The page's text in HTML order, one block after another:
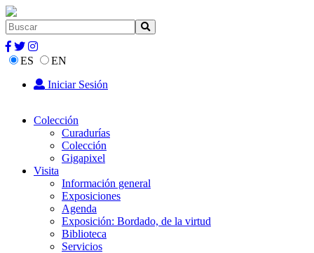
ES
EN
Iniciar Sesión
Colección
Curadurías
Colección
Gigapixel
Visita
Información general
Exposiciones
Agenda
Exposición: Bordado, de la virtud
Biblioteca
Servicios